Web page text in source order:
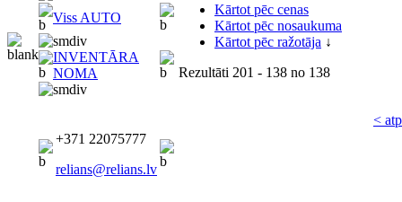
Viss AUTO
INVENTĀRA
NOMA
+371 22075777
relians@relians.lv
Kārtot pēc cenas
Kārtot pēc nosaukuma
Kārtot pēc ražotāja ↓
Rezultāti 201 - 138 no 138
<